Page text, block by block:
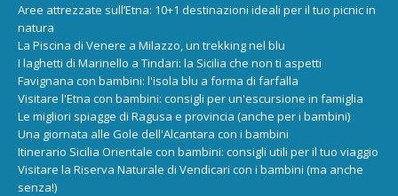
Aree attrezzate sull’Etna: 10+1 destinazioni ideali per il tuo picnic in
natura
La Piscina di Venere a Milazzo, un trekking nel blu
I laghetti di Marinello a Tindari: la Sicilia che non ti aspetti
Favignana con bambini: l'isola blu a forma di farfalla
Visitare l'Etna con bambini: consigli per un'escursione in famiglia
Le migliori spiagge di Ragusa e provincia (anche per i bambini)
Una giornata alle Gole dell'Alcantara con i bambini
Itinerario Sicilia Orientale con bambini: consigli utili per il tuo viaggio
Visitare la Riserva Naturale di Vendicari con i bambini (ma anche
senza!)